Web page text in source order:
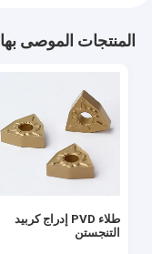
المنتجات الموصى بها
طلاء PVD إدراج كربيد
التنجستن